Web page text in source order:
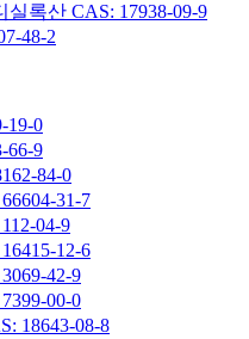
록산 CAS: 17938-09-9
48-2
19-0
66-9
84-0
31-7
04-9
12-6
42-9
00-0
18643-08-8